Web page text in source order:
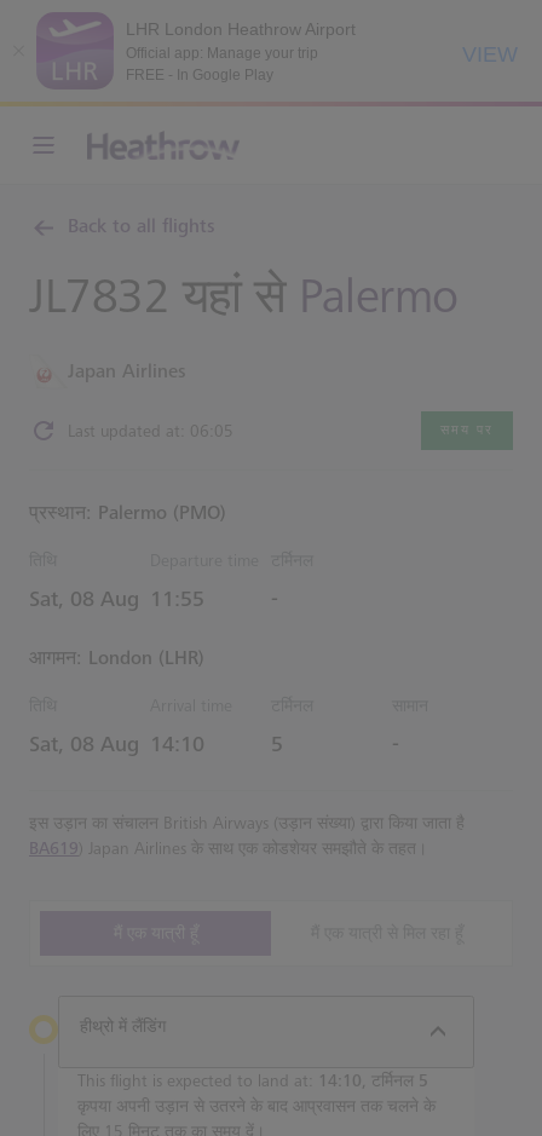
LHR London Heathrow Airport
Official app: Manage your trip
FREE - In Google Play
VIEW
Back to all flights
JL7832 यहां से Palermo
Japan Airlines
Last updated at: 06:05 समय पर
प्रस्थान: Palermo (PMO)
Sat, 08 Aug Estimated समय
11:55 -
आगमन: London (LHR)
Sat, 08 Aug Estimated समय
14:10 5 -
इस उड़ान का संचालन British Airways (उड़ान संख्या) द्वारा किया जाता है
BA619) Japan Airlines के साथ एक कोडशेयर समझौते के तहत।
हीथ्रो में लैंडिंग
This flight is expected to land at:
14:10, टर्मिनल 5
कृपया अपनी उड़ान से उतरने के बाद आप्रवासन तक चलने के
लिए 15 मिनट तक का समय दें।